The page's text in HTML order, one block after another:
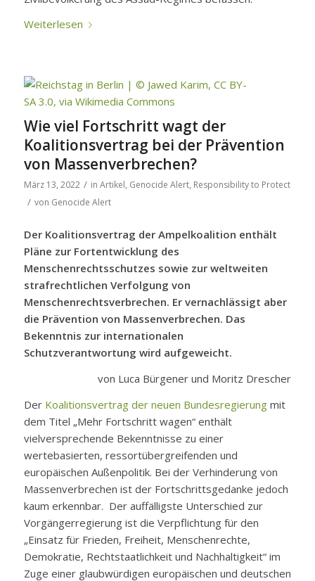
Weiterlesen
Wie viel Fortschritt wagt der
Koalitionsvertrag bei der Prävention
von Massenverbrechen?
März 13, 2022 / in Artikel, Genocide Alert, Responsibility to Protect
/ von Genocide Alert
Der Koalitionsvertrag der Ampelkoalition enthält
Pläne zur Fortentwicklung des
Menschenrechtsschutzes sowie zur weltweiten
strafrechtlichen Verfolgung von
Menschenrechtsverbrechen. Er vernachlässigt aber
die Prävention von Massenverbrechen. Das
Bekenntnis zur internationalen
Schutzverantwortung wird aufgeweicht.
von Luca Bürgener und Moritz Drescher
Der Koalitionsvertrag der neuen Bundesregierungmit
dem Titel „Mehr Fortschritt wagen“ enthält
vielversprechende Bekenntnisse zu einer
wertebasierten, ressortübergreifenden und
europäischen Außenpolitik. Bei der Verhinderung von
Massenverbrechen ist der Fortschrittsgedanke jedoch
kaum erkennbar. Der auffälligste Unterschied zur
Vorgängerregierung ist die Verpflichtung für den
„Einsatz für Frieden, Freiheit, Menschenrechte,
Demokratie, Rechtstaatlichkeit und Nachhaltigkeit“ im
Zuge einer glaubwürdigen europäischen und deutschen